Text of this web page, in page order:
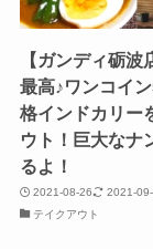
【ガンディ砺波
最高♪ワンコイ
格インドカリー
ウト！巨大なナ
るよ！
2021-08-26
2021-
テイクアウト